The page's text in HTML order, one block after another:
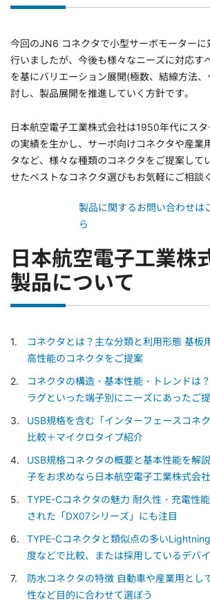
今回のJN6 コネクタで小型サーボモーターに
行いましたが、今後も様々なニーズに対応す
を基にバリエーション展開(極数、結線方法
討し、製品展開を推進していく方針です。
日本航空電子工業株式会社は1950年代にス
の実績を生かし、サーボ向けコネクタや産業
タなど、様々な種類のコネクタをご提案して
せたベストなコネクタ選びもお気軽にご相談
製品に関するお問い合わせは
ら
日本航空電子工業株
製品について
コネクタとは？主な分類と利用形態 基板
高性能のコネクタをご提案
コネクタの構造・基本性能・トレンドは
ラグといった端子別にニーズにあったご
USB規格を含む「インターフェースコネ
比較＋マイクロタイプ紹介
USB規格コネクタの概要と基本性能を解
子をお求めなら日本航空電子工業株式会
TYPE-Cコネクタの魅力 耐久性・充電性
された「DX07シリーズ」にも注目
TYPE-Cコネクタと類似点の多い
度などで比較、または採用しているデバ
防水コネクタの特徴 自動車や産業用とし
性など目的に合わせて選ぼう